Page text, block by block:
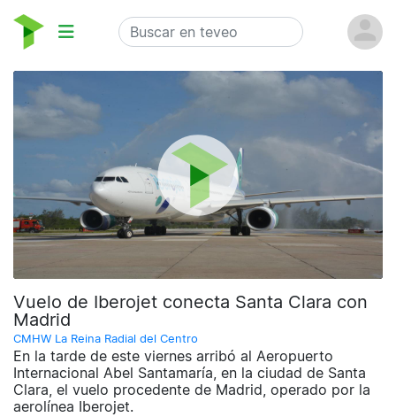
Vuelo de Iberojet conecta Santa Clara con
Madrid
CMHW La Reina Radial del Centro
En la tarde de este viernes arribó al Aeropuerto
Internacional Abel Santamaría, en la ciudad de Santa
Clara, el vuelo procedente de Madrid, operado por la
aerolínea Iberojet.